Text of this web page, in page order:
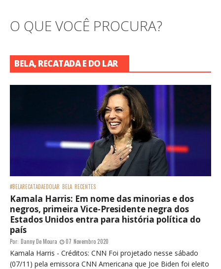
O QUE VOCÊ PROCURA?
BELA, RECATADA E DO LAR
#BELARECATADAEDOLAR BELA RECENTES
Kamala Harris: Em nome das minorias e dos
negros, primeira Vice-Presidente negra dos
Estados Unidos entra para história política do
país
Por: Danny De Moura 07 Novembro 2020
Kamala Harris - Créditos: CNN Foi projetado nesse sábado
(07/11) pela emissora CNN Americana que Joe Biden foi eleito